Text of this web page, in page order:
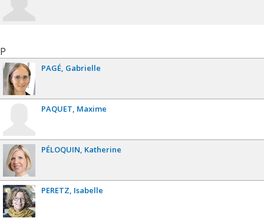
P
PAGÉ Gabrielle
PAQUET Maxime
PÉLOQUIN Katherine
PERETZ Isabelle